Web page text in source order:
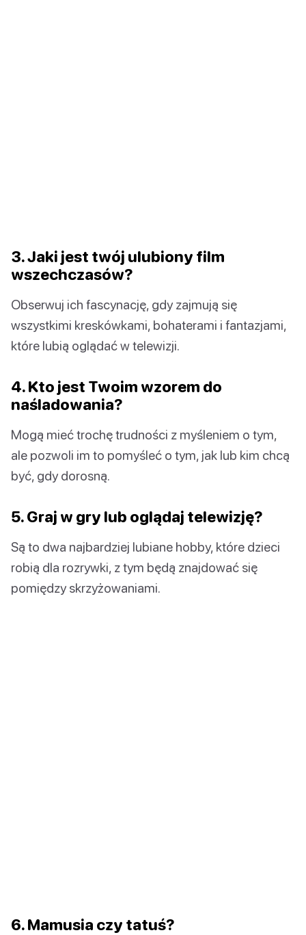
3. Jaki jest twój ulubiony film
wszechczasów?
Obserwuj ich fascynację, gdy zajmują się
wszystkimi kreskówkami, bohaterami i fantazjami,
które lubią oglądać w telewizji.
4. Kto jest Twoim wzorem do
naśladowania?
Mogą mieć trochę trudności z myśleniem o tym,
ale pozwoli im to pomyśleć o tym, jak lub kim chcą
być, gdy dorosną.
5. Graj w gry lub oglądaj telewizję?
Są to dwa najbardziej lubiane hobby, które dzieci
robią dla rozrywki, z tym będą znajdować się
pomiędzy skrzyżowaniami.
6. Mamusia czy tatuś?